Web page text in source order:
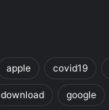
apple covid19
download google